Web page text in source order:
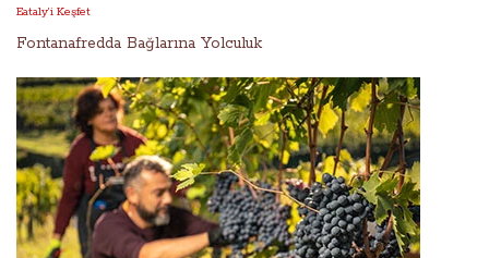
Eataly’i Keşfet
Fontanafredda Bağlarına Yolculuk